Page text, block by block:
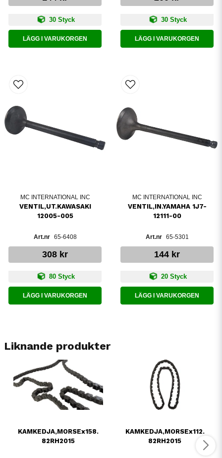
30 Styck
LÄGG I VARUKORGEN
30 Styck
LÄGG I VARUKORGEN
MC INTERNATIONAL INC
VENTIL,UT.KAWASAKI
12005-005
65-6408
308 kr
80 Styck
LÄGG I VARUKORGEN
MC INTERNATIONAL INC
VENTIL,IN.YAMAHA 1J7-
12111-00
65-5301
144 kr
20 Styck
LÄGG I VARUKORGEN
Liknande produkter
KAMKEDJA,MORSEx158.
82RH2015
KAMKEDJA,MORSEx112.
82RH2015